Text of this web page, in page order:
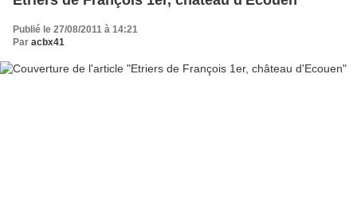
Publié le 27/08/2011 à 14:21
Par acbx41